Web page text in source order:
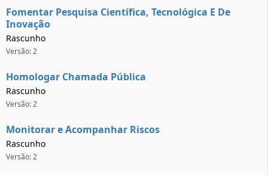
Fomentar Pesquisa Científica, Tecnológica E De
Inovação
Rascunho
Versão: 2
Homologar Chamada Pública
Rascunho
Versão: 2
Monitorar e Acompanhar Riscos
Rascunho
Versão: 2